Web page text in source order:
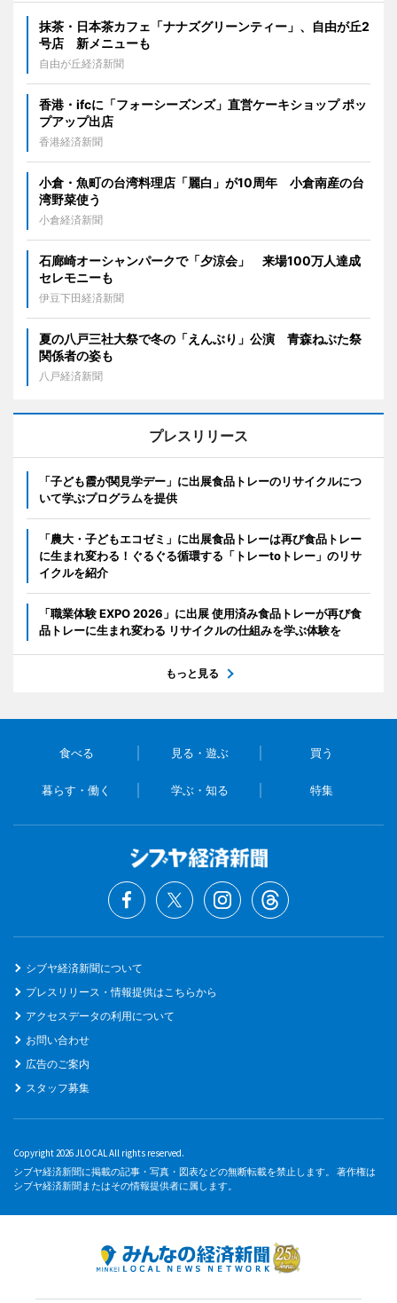
抹茶・日本茶カフェ「ナナズグリーンティー」、自由が丘2
号店 新メニューも
自由が丘経済新聞
香港・ifcに「フォーシーズンズ」直営ケーキショップ ポッ
プアップ出店
香港経済新聞
小倉・魚町の台湾料理店「麗白」が10周年 小倉南産の台
湾野菜使う
小倉経済新聞
石廊崎オーシャンパークで「夕涼会」 来場100万人達成
セレモニーも
伊豆下田経済新聞
夏の八戸三社大祭で冬の「えんぶり」公演 青森ねぶた祭
関係者の姿も
八戸経済新聞
プレスリリース
「子ども霞が関見学デー」に出展食品トレーのリサイクルにつ
いて学ぶプログラムを提供
「農大・子どもエコゼミ」に出展食品トレーは再び食品トレー
に生まれ変わる！ぐるぐる循環する「トレーtoトレー」のリサ
イクルを紹介
「職業体験 EXPO 2026」に出展 使用済み食品トレーが再び食
品トレーに生まれ変わる リサイクルの仕組みを学ぶ体験を
もっと見る
食べる 見る・遊ぶ 買う
暮らす・働く 学ぶ・知る 特集
シブヤ経済新聞について
プレスリリース・情報提供はこちらから
アクセスデータの利用について
お問い合わせ
広告のご案内
スタッフ募集
Copyright 2026 JLOCAL All rights reserved.
シブヤ経済新聞に掲載の記事・写真・図表などの無断転載を禁止します。 著作権は
シブヤ経済新聞またはその情報提供者に属します。